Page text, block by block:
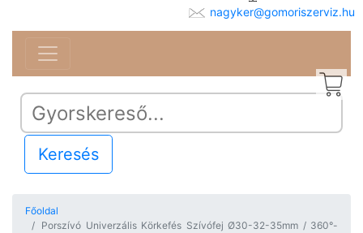
nagyker@gomoriszerviz.hu
Keresés
Főoldal
Porszívó Univerzális Körkefés Szívófej Ø30-32-35mm / 360°-